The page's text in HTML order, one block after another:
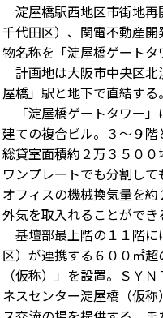
淀屋橋駅西地区市街地再
千代田区）、関電不動産
物名称を「淀屋橋ゲートタ
計画地は大阪市中央区北
屋橋」駅と地下で直結する。
「淀屋橋ゲートタワー」
建ての複合ビル。３～９階
総貸室面積約２万３５００
ワンプレートでも分割し
オフィスの機械換気量を
外気を取入れることができ
基壇部最上階の１１階に
区）が連携する６００㎡
（仮称）」を設置。ＳＹ
ネスセンター淀屋橋（仮